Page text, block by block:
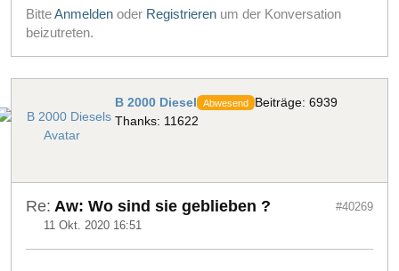
BitteAnmelden oder Registrieren um der Konversation
beizutreten.
B 2000 Diesel Abwesend Beiträge: 6939
Thanks: 11622
Re: Aw: Wo sind sie geblieben ?
11 Okt. 2020 16:51
#40269